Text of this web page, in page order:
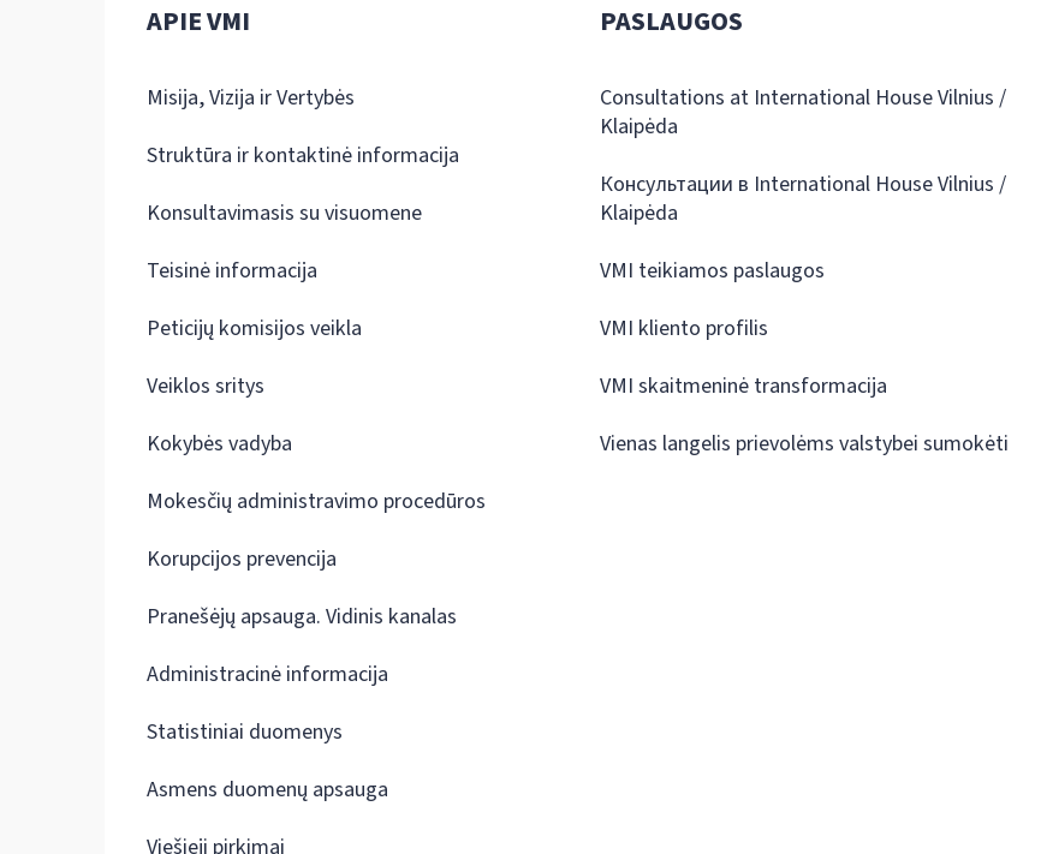
APIE VMI
Misija, Vizija ir Vertybės
Struktūra ir kontaktinė informacija
Konsultavimasis su visuomene
Teisinė informacija
Peticijų komisijos veikla
Veiklos sritys
Kokybės vadyba
Mokesčių administravimo procedūros
Korupcijos prevencija
Pranešėjų apsauga. Vidinis kanalas
Administracinė informacija
Statistiniai duomenys
Asmens duomenų apsauga
Viešieji pirkimai
PASLAUGOS
Consultations at International House Vilnius /
Klaipėda
Консультации в International House Vilnius /
Klaipėda
VMI teikiamos paslaugos
VMI kliento profilis
VMI skaitmeninė transformacija
Vienas langelis prievolėms valstybei sumokėti